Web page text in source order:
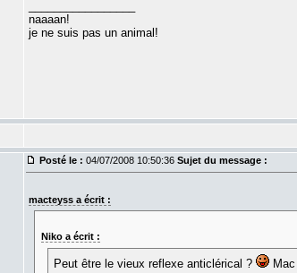
naaaan!
je ne suis pas un animal!
Posté le : 04/07/2008 10:50:36 Sujet du message :
macteyss a écrit :
Niko a écrit :
Peut être le vieux reflexe anticlérical ?